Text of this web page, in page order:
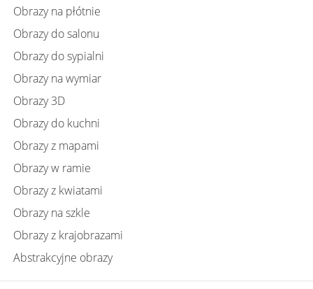
Obrazy na płótnie
Obrazy do salonu
Obrazy do sypialni
Obrazy na wymiar
Obrazy 3D
Obrazy do kuchni
Obrazy z mapami
Obrazy w ramie
Obrazy z kwiatami
Obrazy na szkle
Obrazy z krajobrazami
Abstrakcyjne obrazy